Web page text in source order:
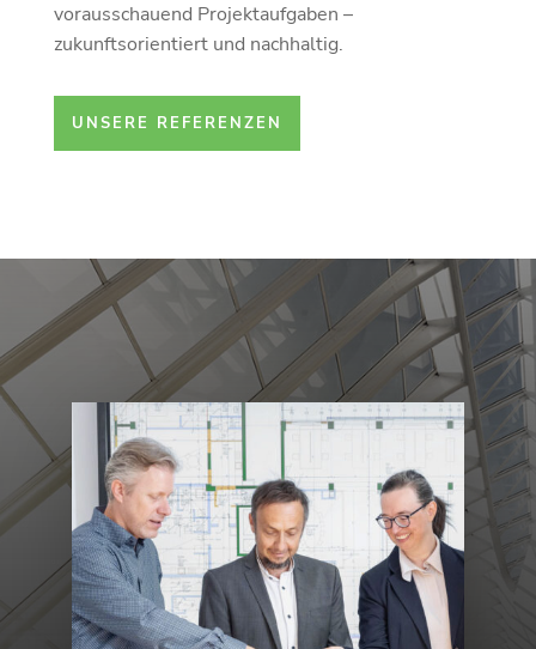
vorausschauend Projektaufgaben –
zukunftsorientiert und nachhaltig.
UNSERE REFERENZEN